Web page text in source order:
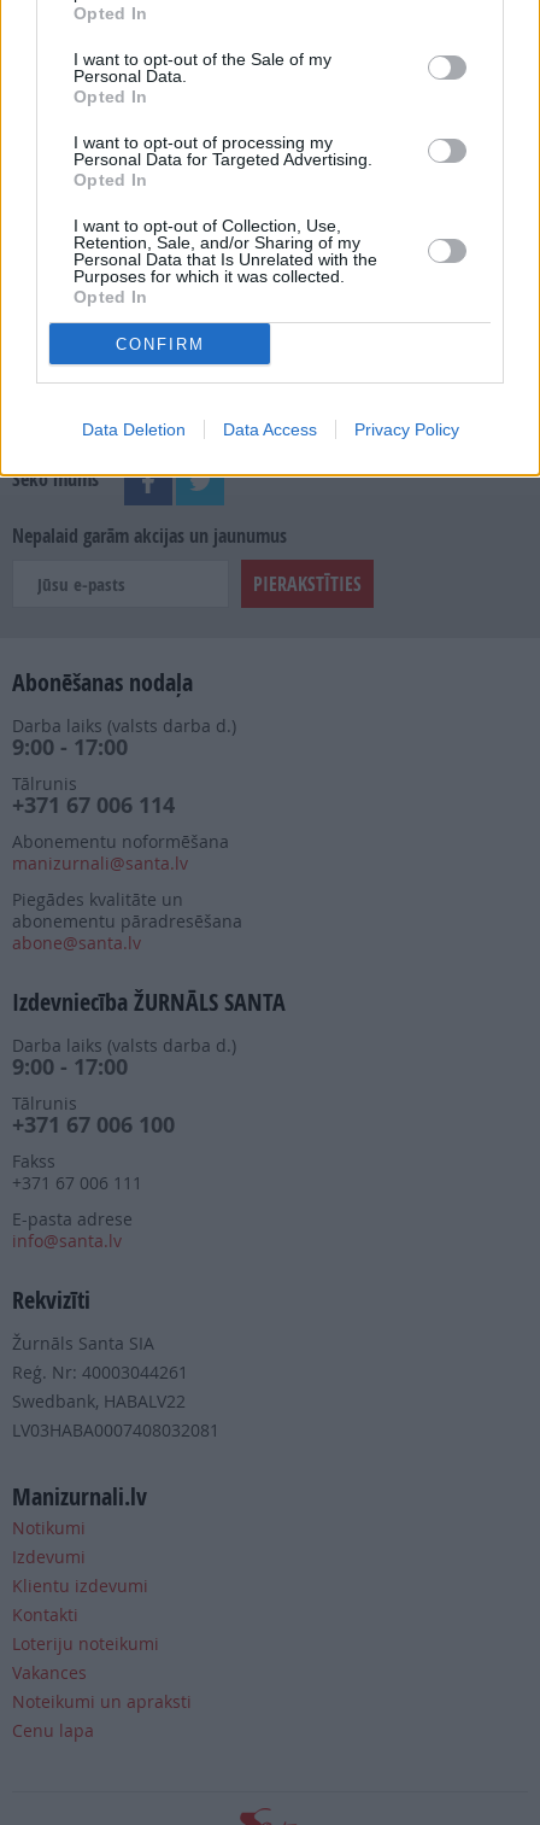
Opted In
I want to opt-out of the Sale of my
Personal Data.
Opted In
I want to opt-out of processing my
Personal Data for Targeted Advertising.
Opted In
I want to opt-out of Collection, Use,
Retention, Sale, and/or Sharing of my
Personal Data that Is Unrelated with the
Purposes for which it was collected.
Opted In
CONFIRM
Data Deletion Data Access Privacy Policy
MEKLĒT
SKATĪT ŽURNĀLA ARHĪVU
Seko mums
Nepalaid garām akcijas un jaunumus
Abonēšanas nodaļa
Darba laiks (valsts darba d.)
9:00 - 17:00
Tālrunis
+371 67 006 114
Abonementu noformēšana
manizurnali@santa.lv
Piegādes kvalitāte un
abonementu pāradresēšana
abone@santa.lv
Izdevniecība ŽURNĀLS SANTA
Darba laiks (valsts darba d.)
9:00 - 17:00
Tālrunis
+371 67 006 100
Fakss
+371 67 006 111
E-pasta adrese
info@santa.lv
Rekvizīti
Žurnāls Santa SIA
Reģ. Nr: 40003044261
Swedbank, HABALV22
LV03HABA0007408032081
Manizurnali.lv
Notikumi
Izdevumi
Klientu izdevumi
Kontakti
Loteriju noteikumi
Vakances
Noteikumi un apraksti
Cenu lapa